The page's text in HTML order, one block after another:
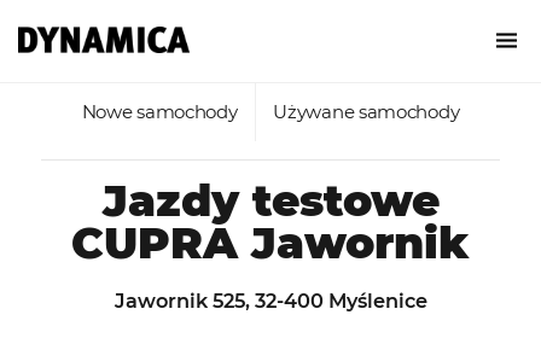
Nowe samochody Używane samochody
Jazdy testowe
CUPRA Jawornik
Jawornik 525, 32-400 Myślenice